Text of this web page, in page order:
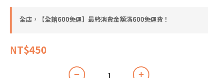
全店，【全館600免運】最終消費金額滿600免運費！
NT$450